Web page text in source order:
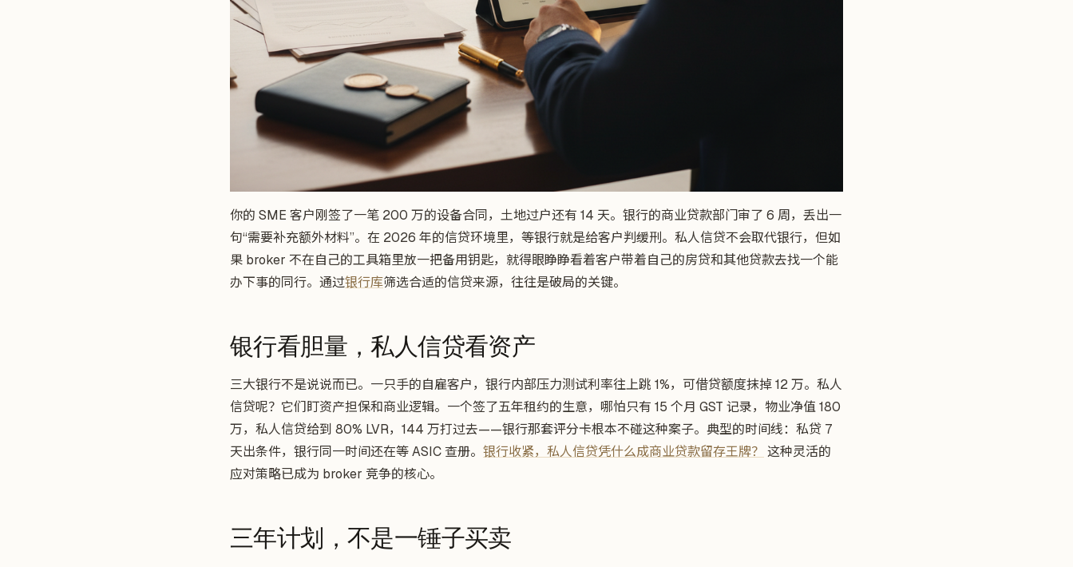
你的 SME 客户刚签了一笔 200 万的设备合同，土地过户还有 14 天。银行的商业贷款部门审了 6 周，丢出一
句“需要补充额外材料”。在 2026 年的信贷环境里，等银行就是给客户判缓刑。私人信贷不会取代银行，但如
果 broker 不在自己的工具箱里放一把备用钥匙，就得眼睁睁看着客户带着自己的房贷和其他贷款去找一个能
办下事的同行。通过银行库筛选合适的信贷来源，往往是破局的关键。
银行看胆量，私人信贷看资产
三大银行不是说说而已。一只手的自雇客户，银行内部压力测试利率往上跳 1%，可借贷额度抹掉 12 万。私人
信贷呢？它们盯资产担保和商业逻辑。一个签了五年租约的生意，哪怕只有 15 个月 GST 记录，物业净值 180
万，私人信贷给到 80% LVR，144 万打过去——银行那套评分卡根本不碰这种案子。典型的时间线：私贷 7
天出条件，银行同一时间还在等 ASIC 查册。 银行收紧，私人信贷凭什么成商业贷款留存王牌？ 这种灵活的
应对策略已成为 broker 竞争的核心。
三年计划，不是一锤子买卖